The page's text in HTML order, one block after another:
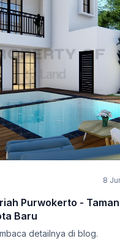
8
Purwokerto - Taman
Baru
detailnya di blog.